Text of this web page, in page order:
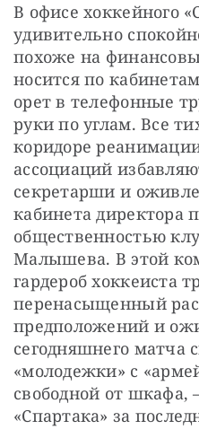
В офисе хоккейного
удивительно
похоже на
носится по
орет в телефонные
руки по углам. Все
коридоре
ассоциаций
секретарши и
кабинета директора
общественностью
Малышева. В этой
гардероб хоккеиста
перенасыщенный
предположений и
сегодняшнего матча
«молодежки» с
свободной от шкафа,
«Спартака» за